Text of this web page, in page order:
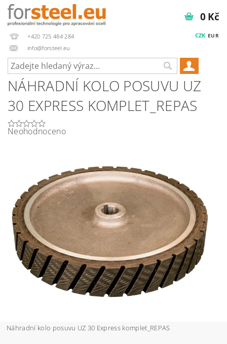
+420 725 484 284
info@forsteel.eu
CZK EUR
0 Kč
NÁHRADNÍ KOLO POSUVU UZ
30 EXPRESS KOMPLET_REPAS
Neohodnoceno
Náhradní kolo posuvu UZ 30 Express komplet_REPAS